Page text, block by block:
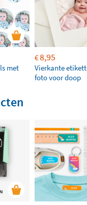
met
€8,95
Vierkante
foto voor doop